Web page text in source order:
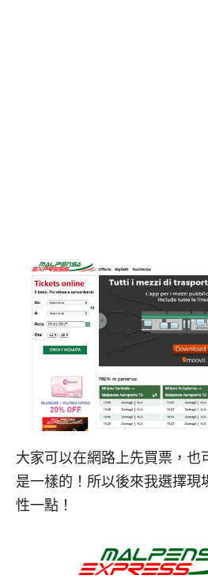
大家可以在網路上先買票，也
是一樣的！所以後來我選擇現
性一點！